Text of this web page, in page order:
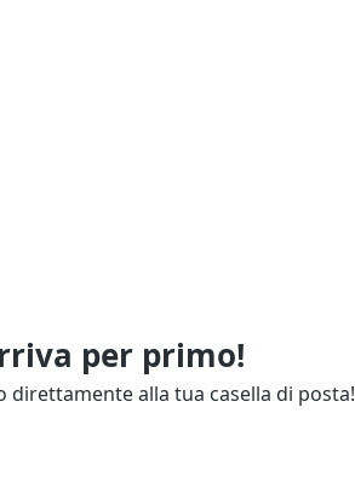
per primo!
direttamente alla tua casella di posta!